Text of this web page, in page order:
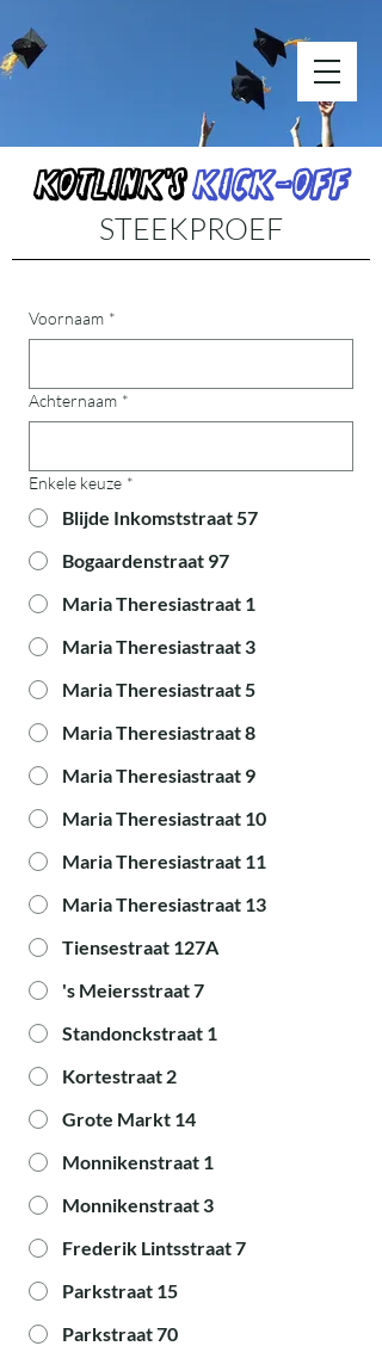
Kotlink'sKick-Off
STEEKPROEF
Voornaam *
Achternaam *
Enkele keuze *
Blijde Inkomststraat 57
Bogaardenstraat 97
Maria Theresiastraat 1
Maria Theresiastraat 3
Maria Theresiastraat 5
Maria Theresiastraat 8
Maria Theresiastraat 9
Maria Theresiastraat 10
Maria Theresiastraat 11
Maria Theresiastraat 13
Tiensestraat 127A
's Meiersstraat 7
Standonckstraat 1
Kortestraat 2
Grote Markt 14
Monnikenstraat 1
Monnikenstraat 3
Frederik Lintsstraat 7
Parkstraat 15
Parkstraat 70